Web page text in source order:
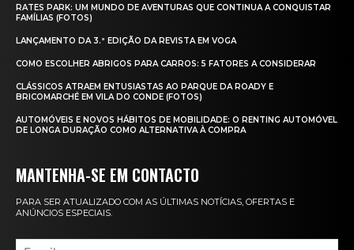
RATES PARK: UM MUNDO DE AVENTURAS QUE CONTINUA A CONQUISTAR
FAMÍLIAS (FOTOS)
LANÇAMENTO DA 3.ª EDIÇÃO DA REVISTA EM VOGA
COMO ESCOLHER ABRIGOS PARA CARROS: 5 FATORES A CONSIDERAR
CLÁSSICOS ATRAEM ENTUSIASTAS AO PARQUE DA ROADY E
BRICOMARCHÉ EM VILA DO CONDE (FOTOS)
AUTOMÓVEIS E NOVOS HÁBITOS DE MOBILIDADE: O RENTING AUTOMÓVEL
DE LONGA DURAÇÃO COMO ALTERNATIVA À COMPRA
MANTENHA-SE EM CONTACTO
PARA SER ATUALIZADO COM AS ÚLTIMAS NOTÍCIAS, OFERTAS E
ANÚNCIOS ESPECIAIS.